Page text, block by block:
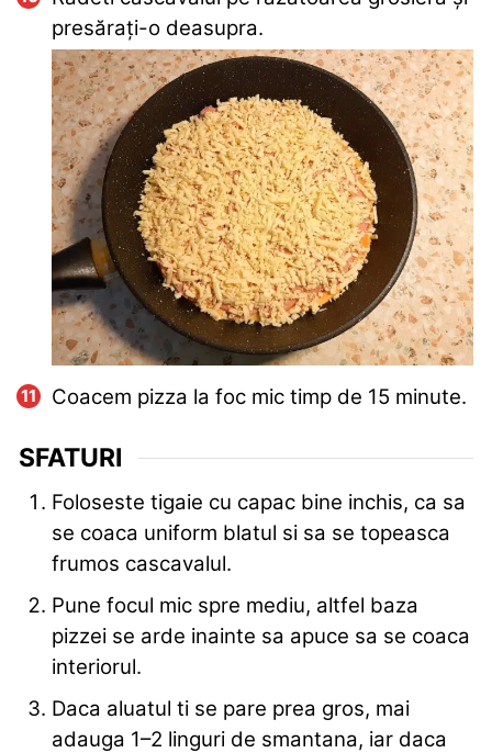
presărați-o deasupra.
Coacem pizza la foc mic timp de 15 minute.
SFATURI
Foloseste tigaie cu capac bine inchis, ca sa
se coaca uniform blatul si sa se topeasca
frumos cascavalul.
Pune focul mic spre mediu, altfel baza
pizzei se arde inainte sa apuce sa se coaca
interiorul.
Daca aluatul ti se pare prea gros, mai
adauga 1–2 linguri de smantana, iar daca